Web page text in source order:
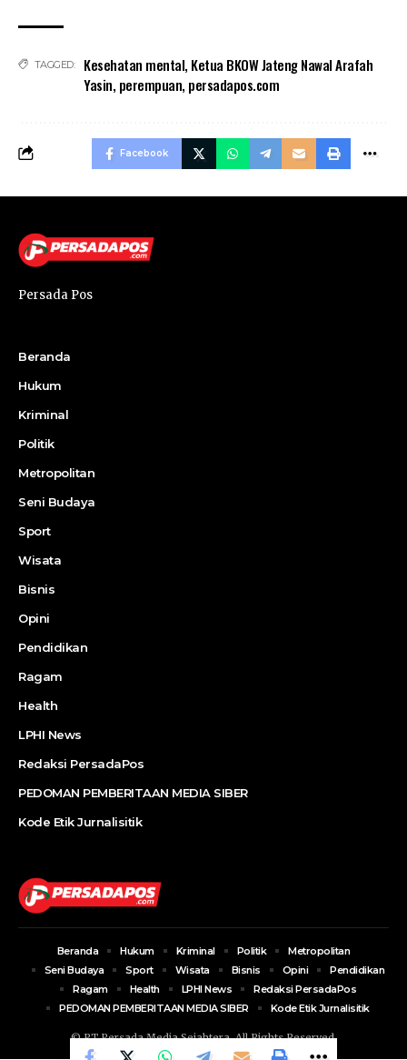
TAGGED: Kesehatan mental, Ketua BKOW Jateng Nawal Arafah
Yasin, perempuan, persadapos.com
Facebook
Persada Pos
Beranda
Hukum
Kriminal
Politik
Metropolitan
Seni Budaya
Sport
Wisata
Bisnis
Opini
Pendidikan
Ragam
Health
LPHI News
Redaksi PersadaPos
PEDOMAN PEMBERITAAN MEDIA SIBER
Kode Etik Jurnalisitik
© PT Persada Media Sejahtera. All Rights Reserved.
Beranda Hukum Kriminal Politik
Metropolitan
Seni Budaya
Sport Wisata Bisnis Opini
Pendidikan
Ragam
Health LPHI News
Redaksi PersadaPos
PEDOMAN PEMBERITAAN MEDIA SIBER
Kode Etik Jurnalisitik